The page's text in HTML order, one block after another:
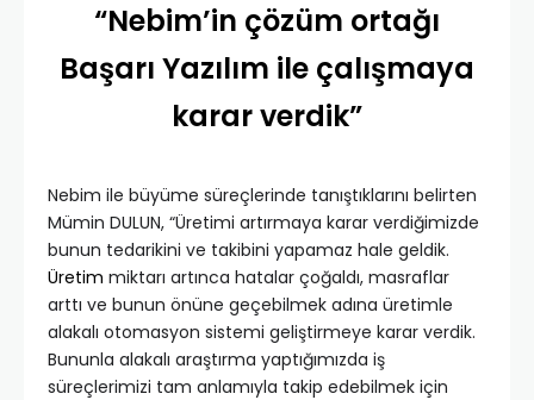
“Nebim’in çözüm ortağı
Başarı Yazılım ile çalışmaya
karar verdik”
Nebim ile büyüme süreçlerinde tanıştıklarını belirten
Mümin DULUN, “Üretimi artırmaya karar verdiğimizde
bunun tedarikini ve takibini yapamaz hale geldik.
Üretim miktarı artınca hatalar çoğaldı, masraflar
arttı ve bunun önüne geçebilmek adına üretimle
alakalı otomasyon sistemi geliştirmeye karar verdik.
Bununla alakalı araştırma yaptığımızda iş
süreçlerimizi tam anlamıyla takip edebilmek için